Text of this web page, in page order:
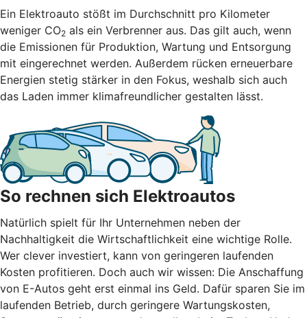
Ein Elektroauto stößt im Durchschnitt pro Kilometer
weniger CO2 als ein Verbrenner aus. Das gilt auch, wenn
die Emissionen für Produktion, Wartung und Entsorgung
mit eingerechnet werden. Außerdem rücken erneuerbare
Energien stetig stärker in den Fokus, weshalb sich auch
das Laden immer klimafreundlicher gestalten lässt.
So rechnen sich Elektroautos
Natürlich spielt für Ihr Unternehmen neben der
Nachhaltigkeit die Wirtschaftlichkeit eine wichtige Rolle.
Wer clever investiert, kann von geringeren laufenden
Kosten profitieren. Doch auch wir wissen: Die Anschaffung
von E-Autos geht erst einmal ins Geld. Dafür sparen Sie im
laufenden Betrieb, durch geringere Wartungskosten,